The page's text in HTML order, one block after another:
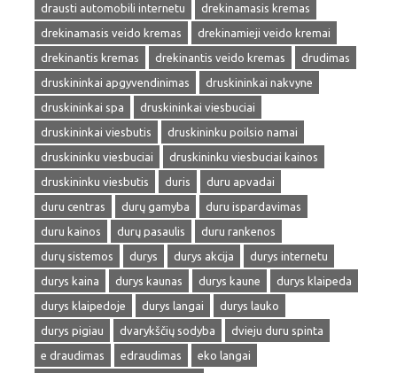
drausti automobili internetu
drekinamasis kremas
drekinamasis veido kremas
drekinamieji veido kremai
drekinantis kremas
drekinantis veido kremas
drudimas
druskininkai apgyvendinimas
druskininkai nakvyne
druskininkai spa
druskininkai viesbuciai
druskininkai viesbutis
druskininku poilsio namai
druskininku viesbuciai
druskininku viesbuciai kainos
druskininku viesbutis
duris
duru apvadai
duru centras
durų gamyba
duru ispardavimas
duru kainos
durų pasaulis
duru rankenos
durų sistemos
durys durys akcija
durys internetu
durys kaina
durys kaunas durys kaune
durys klaipeda
durys klaipedoje
durys langai
durys lauko
durys pigiau
dvarykščių sodyba
dvieju duru spinta
e draudimas
edraudimas
eko langai